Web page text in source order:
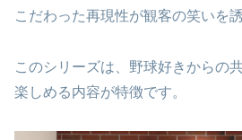
こだわった再現性が観客の笑いを誘
このシリーズは、野球好きからの
楽しめる内容が特徴です。